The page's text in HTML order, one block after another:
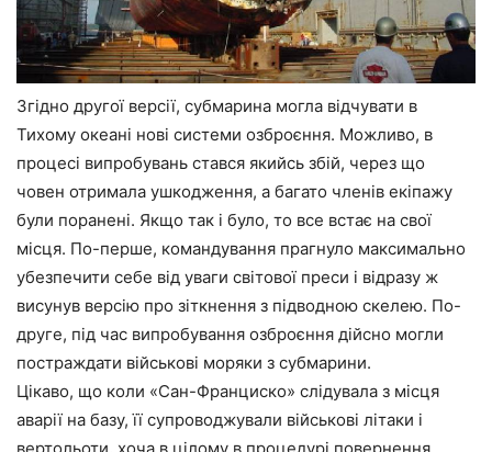
Згідно другої версії, субмарина могла відчувати в
Тихому океані нові системи озброєння. Можливо, в
процесі випробувань стався якийсь збій, через що
човен отримала ушкодження, а багато членів екіпажу
були поранені. Якщо так і було, то все встає на свої
місця. По-перше, командування прагнуло максимально
убезпечити себе від уваги світової преси і відразу ж
висунув версію про зіткнення з підводною скелею. По-
друге, під час випробування озброєння дійсно могли
постраждати військові моряки з субмарини.
Цікаво, що коли «Сан-Франциско» слідувала з місця
аварії на базу, її супроводжували військові літаки і